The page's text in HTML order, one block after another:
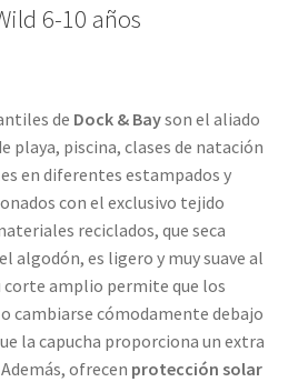
6-10 años
de Dock & Bayson el aliado
playa, piscina, clases de natación
en diferentes estampados y
con el exclusivo tejido
reciclados, que seca
algodón, es ligero y muy suave al
corte amplio permite que los
o cambiarse cómodamente debajo
la capucha proporciona un extra
ofrecen protección solar